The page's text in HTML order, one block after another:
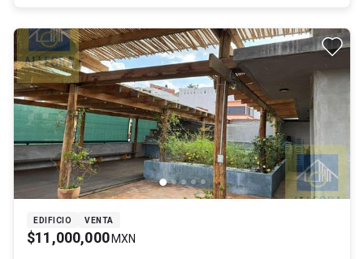
EDIFICIO VENTA
$11,000,000 MXN